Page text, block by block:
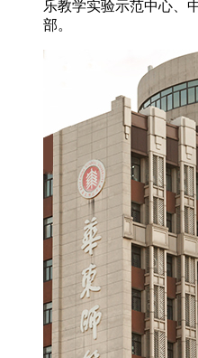
乐教学实验示范中心、
部。